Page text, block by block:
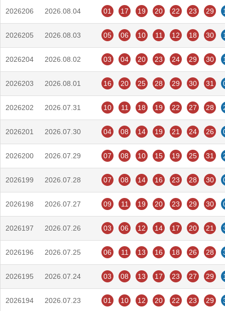
2026206 2026.08.04 01 17 19 20 22 23 29
2026205 2026.08.03 05 06 10 11 12 18 30
2026204 2026.08.02 03 04 20 23 24 29 30
2026203 2026.08.01 16 20 25 28 29 30 31
2026202 2026.07.31 10 11 18 19 22 27 28
2026201 2026.07.30 04 08 14 19 21 24 26
2026200 2026.07.29 07 08 10 15 19 25 31
2026199 2026.07.28 07 08 14 16 23 28 30
2026198 2026.07.27 09 11 19 20 23 29 30
2026197 2026.07.26 03 06 12 14 17 20 21
2026196 2026.07.25 06 11 13 16 18 26 28
2026195 2026.07.24 03 08 13 17 23 27 29
2026194 2026.07.23 01 10 12 20 22 23 29